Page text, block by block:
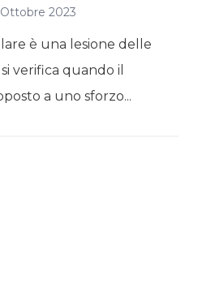
2023
è una lesione delle
verifica quando il
a uno sforzo...